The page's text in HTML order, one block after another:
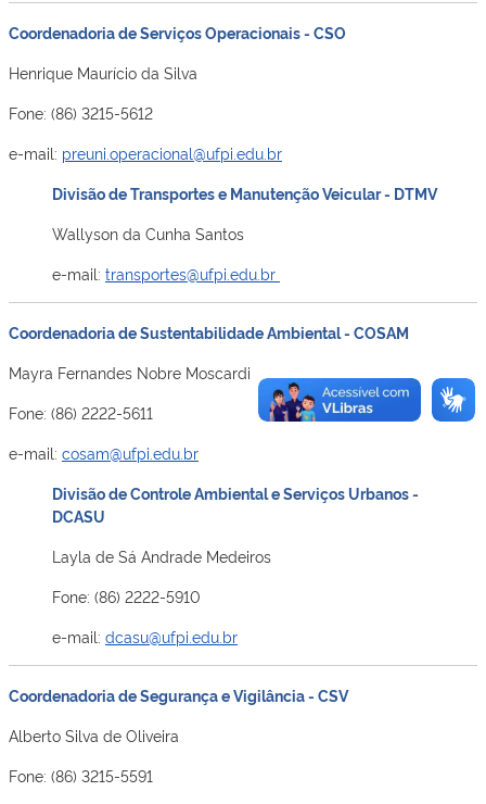
Coordenadoria de Serviços Operacionais - CSO
Henrique Maurício da Silva
Fone: (86) 3215-5612
e-mail: preuni.operacional@ufpi.edu.br
Divisão de Transportes e Manutenção Veicular - DTMV
Wallyson da Cunha Santos
e-mail: transportes@ufpi.edu.br
Coordenadoria de Sustentabilidade Ambiental - COSAM
Mayra Fernandes Nobre Moscardi
Fone: (86) 2222-5611
e-mail: cosam@ufpi.edu.br
Divisão de Controle Ambiental e Serviços Urbanos -
DCASU
Layla de Sá Andrade Medeiros
Fone: (86) 2222-5910
e-mail: dcasu@ufpi.edu.br
Coordenadoria de Segurança e Vigilância - CSV
Alberto Silva de Oliveira
Fone: (86) 3215-5591